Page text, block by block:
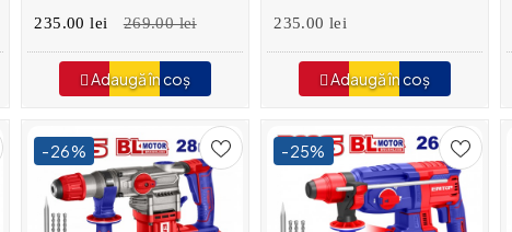
mandrine , 1300 rpm
235.00 lei 269.00 lei
Adaugă în coș
235.00 lei
Adaugă în coș
-26% -25%